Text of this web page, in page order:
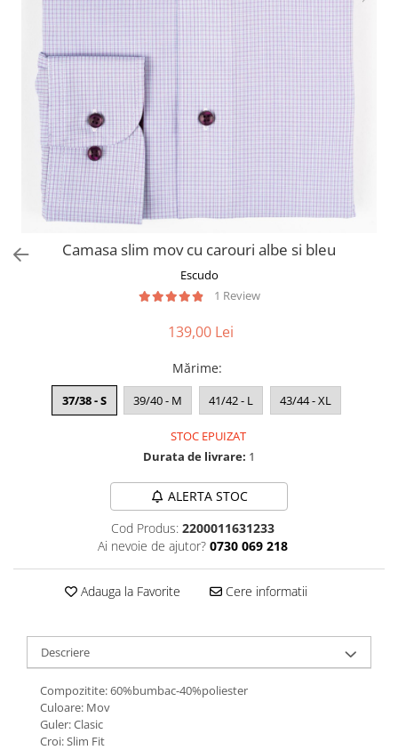
Camasa slim mov cu carouri albe si bleu
Escudo
1 Review
139,00 Lei
Mărime:
37/38 - S 39/40 - M 41/42 - L 43/44 - XL
STOC EPUIZAT
Durata de livrare: 1
ALERTA STOC
Cod Produs: 2200011631233
Ai nevoie de ajutor? 0730 069 218
Adauga la Favorite Cere informatii
Descriere
Compozitite: 60%bumbac-40%poliester
Culoare: Mov
Guler: Clasic
Croi: Slim Fit